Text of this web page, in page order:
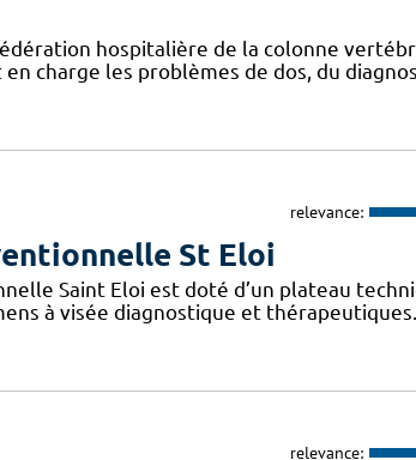
hospitalière de la colonne
charge les problèmes de dos, du
relevance:
St Eloi
Saint Eloi est doté d’un plateau
à visée diagnostique et thérapeutiques.
relevance: